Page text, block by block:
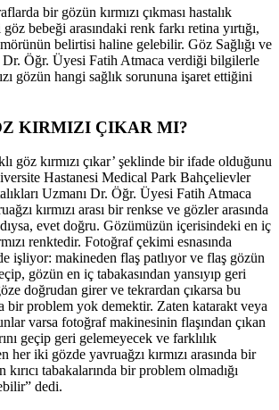
bir gözün kırmızı çıkması hastalık
bebeği arasındaki renk farkı retina yırtığı,
belirtisi haline gelebilir. Göz Sağlığı ve
Dr. Öğr. Üyesi Fatih Atmaca verdiği bilgilerle
gözün hangi sağlık sorununa işaret ettiğini
KIRMIZI ÇIKAR MI?
göz kırmızı çıkar’ şeklinde bir ifade olduğunu
Hastanesi Medical Park Bahçelievler
Uzmanı Dr. Öğr. Üyesi Fatih Atmaca
kırmızı arası bir renkse ve gözler arasında
evet doğru. Gözümüzün içerisindeki en iç
renktedir. Fotoğraf çekimi esnasında
işliyor: makineden flaş patlıyor ve flaş gözün
gözün en iç tabakasından yansıyıp geri
doğrudan girer ve tekrardan çıkarsa bu
bir problem yok demektir. Zaten katarakt veya
varsa fotoğraf makinesinin flaşından çıkan
geçip geri gelemeyecek ve farklılık
her iki gözde yavruağzı kırmızı arasında bir
tabakalarında bir problem olmadığı
dedi.